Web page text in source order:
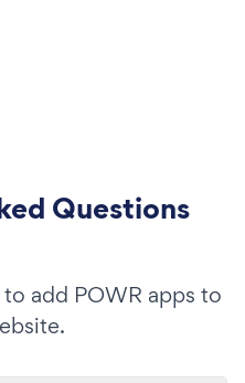
Questions
add POWR apps to